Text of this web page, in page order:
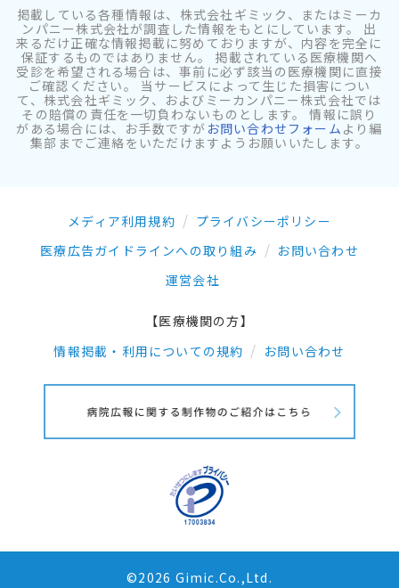
掲載している各種情報は、株式会社ギミック、またはミーカ
ンパニー株式会社が調査した情報をもとにしています。 出
来るだけ正確な情報掲載に努めておりますが、内容を完全に
保証するものではありません。 掲載されている医療機関へ
受診を希望される場合は、事前に必ず該当の医療機関に直接
ご確認ください。 当サービスによって生じた損害につい
て、株式会社ギミック、およびミーカンパニー株式会社では
その賠償の責任を一切負わないものとします。 情報に誤り
がある場合には、お手数ですが お問い合わせフォーム より編
集部までご連絡をいただけますようお願いいたします。
メディア利用規約
プライバシーポリシー
医療広告ガイドラインへの取り組み
お問い合わせ
運営会社
【医療機関の方】
情報掲載・利用についての規約
お問い合わせ
©2026 Gimic.Co.,Ltd.